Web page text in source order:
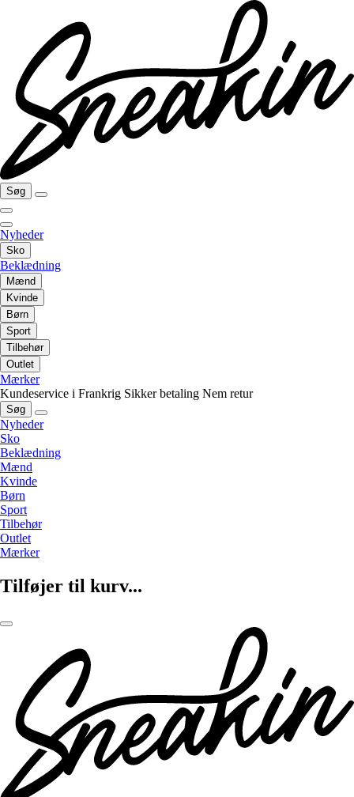
Søg
Nyheder
Sko
Beklædning
Mænd
Kvinde
Børn
Sport
Tilbehør
Outlet
Mærker
Kundeservice i Frankrig Sikker betaling Nem retur
Søg
Nyheder
Sko
Beklædning
Mænd
Kvinde
Børn
Sport
Tilbehør
Outlet
Mærker
Tilføjer til kurv...